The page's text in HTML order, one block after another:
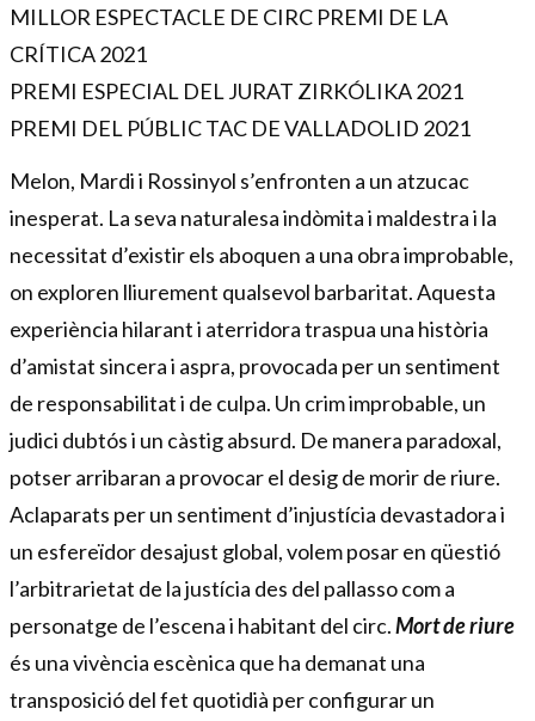
MILLOR ESPECTACLE DE CIRC PREMI DE LA
CRÍTICA 2021
PREMI ESPECIAL DEL JURAT ZIRKÓLIKA 2021
PREMI DEL PÚBLIC TAC DE VALLADOLID 2021
Melon, Mardi i Rossinyol s’enfronten a un atzucac
inesperat. La seva naturalesa indòmita i maldestra i la
necessitat d’existir els aboquen a una obra improbable,
on exploren lliurement qualsevol barbaritat. Aquesta
experiència hilarant i aterridora traspua una història
d’amistat sincera i aspra, provocada per un sentiment
de responsabilitat i de culpa. Un crim improbable, un
judici dubtós i un càstig absurd. De manera paradoxal,
potser arribaran a provocar el desig de morir de riure.
Aclaparats per un sentiment d’injustícia devastadora i
un esfereïdor desajust global, volem posar en qüestió
l’arbitrarietat de la justícia des del pallasso com a
personatge de l’escena i habitant del circ.Mort de riure
és una vivència escènica que ha demanat una
transposició del fet quotidià per configurar un